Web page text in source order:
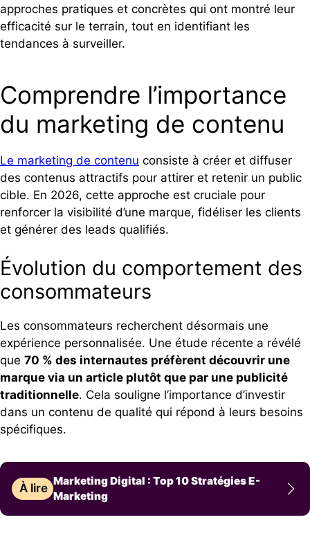
approches pratiques et concrètes qui ont montré leur
efficacité sur le terrain, tout en identifiant les
tendances à surveiller.
Comprendre l’importance
du marketing de contenu
Le marketing de contenu consiste à créer et diffuser
des contenus attractifs pour attirer et retenir un public
cible. En 2026, cette approche est cruciale pour
renforcer la visibilité d’une marque, fidéliser les clients
et générer des leads qualifiés.
Évolution du comportement des
consommateurs
Les consommateurs recherchent désormais une
expérience personnalisée. Une étude récente a révélé
que 70 % des internautes préfèrent découvrir une
marque via un article plutôt que par une publicité
traditionnelle. Cela souligne l’importance d’investir
dans un contenu de qualité qui répond à leurs besoins
spécifiques.
À lire
Marketing Digital : Top 10 Stratégies E-
Marketing